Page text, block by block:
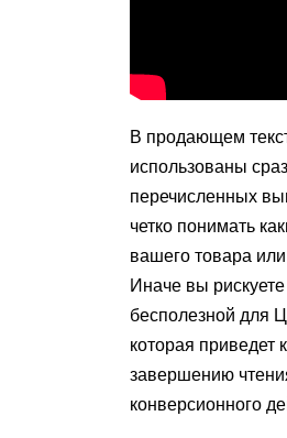
В продающем
использованы
перечисленных
четко понимать
вашего товара или
Иначе вы
бесполезной для
которая
завершению
конверсионного